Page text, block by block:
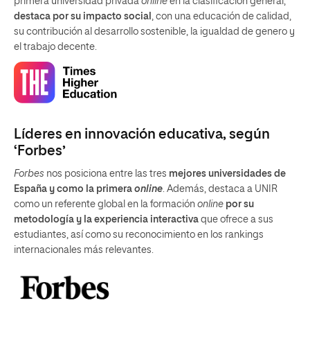
destaca por su impacto social , con una educación de calidad,
su contribución al desarrollo sostenible, la igualdad de genero y
el trabajo decente.
Líderes en innovación educativa, según
‘Forbes’
Forbes nos posiciona entre las tres mejores universidades de
España y como la primera online. Además, destaca a UNIR
como un referente global en la formación online por su
metodología y la experiencia interactiva que ofrece a sus
estudiantes, así como su reconocimiento en los rankings
internacionales más relevantes.